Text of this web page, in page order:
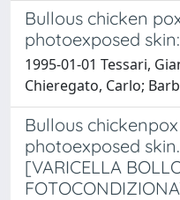
Bullous chicken
photoexposed
1995-01-01 Tessari,
Chieregato, Carlo;
Bullous
photoexposed
[VARICELLA